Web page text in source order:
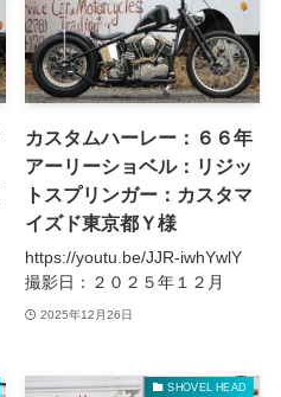
カスタムハーレー：６６年
アーリーショベル：リジッ
トスプリンガー：カスタマ
イズド東京都Ｙ様
https://youtu.be/JJR-iwhYwlY
撮影日：２０２５年１２月
2025年12月26日
SHOVEL HEAD